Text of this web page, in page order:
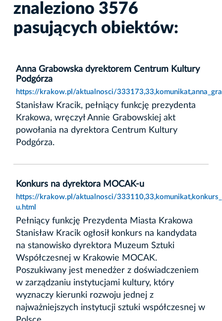
znaleziono 3576
pasujących obiektów:
Anna Grabowska dyrektorem Centrum Kultury
Podgórza
https://krakow.pl/aktualnosci/
Stanisław Kracik, pełniący funkcję prezydenta
Krakowa, wręczył Annie Grabowskiej akt
powołania na dyrektora Centrum Kultury
Podgórza.
Konkurs na dyrektora MOCAK-u
https://krakow.pl/aktualnosci/
u.html
Pełniący funkcję Prezydenta Miasta Krakowa
Stanisław Kracik ogłosił konkurs na kandydata
na stanowisko dyrektora Muzeum Sztuki
Współczesnej w Krakowie MOCAK.
Poszukiwany jest menedżer z doświadczeniem
w zarządzaniu instytucjami kultury, który
wyznaczy kierunki rozwoju jednej z
najważniejszych instytucji sztuki współczesnej w